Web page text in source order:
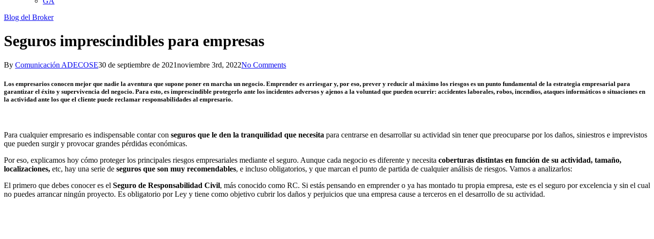
Blog del Broker
Seguros imprescindibles para empresas
By Comunicación ADECOSE30 de septiembre de 2021noviembre 3rd, 2022No Comments
Los empresarios conocen mejor que nadie la aventura que supone poner en marcha un negocio. Emprender es arriesgar y, por eso, prever y reducir al máximo los riesgos es un punto fundamental de la estrategia empresarial para
garantizar el éxito y supervivencia del negocio. Para esto, es imprescindible protegerlo ante los incidentes adversos y ajenos a la voluntad que pueden ocurrir: accidentes laborales, robos, incendios, ataques informáticos o situaciones en
la actividad ante los que el cliente puede reclamar responsabilidades al empresario.
Para cualquier empresario es indispensable contar con seguros que le den la tranquilidad que necesita para centrarse en desarrollar su actividad sin tener que preocuparse por los daños, siniestros e imprevistos
que pueden surgir y provocar grandes pérdidas económicas.
Por eso, explicamos hoy cómo proteger los principales riesgos empresariales mediante el seguro. Aunque cada negocio es diferente y necesita coberturas distintas en función de su actividad, tamaño,
localizaciones, etc, hay una serie de seguros que son muy recomendables, e incluso obligatorios, y que marcan el punto de partida de cualquier análisis de riesgos. Vamos a analizarlos:
El primero que debes conocer es el Seguro de Responsabilidad Civil, más conocido como RC. Si estás pensando en emprender o ya has montado tu propia empresa, este es el seguro por excelencia y sin el cual
no puedes arrancar ningún proyecto. Es obligatorio por Ley y tiene como objetivo cubrir los daños y perjuicios que una empresa cause a terceros en el desarrollo de su actividad.